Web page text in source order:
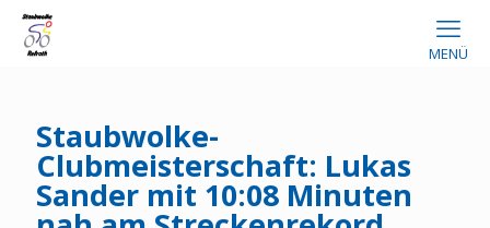
MENÜ
Staubwolke-
Clubmeisterschaft: Lukas
Sander mit 10:08 Minuten